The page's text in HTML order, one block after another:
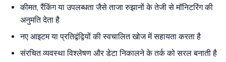
कीमत, रैंकिंग या उपलब्धता जैसे ताजा रुझानों के तेजी से मॉनिटरिंग की
अनुमति देता है
नए आइटम या प्रतिद्वंद्वियों की स्वचालित खोज में सहायता करता है
संरचित व्यवस्था विश्लेषण और डेटा निकालने के तर्क को सरल बनाती है